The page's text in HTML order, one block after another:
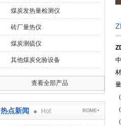
煤炭发热量检测仪
砖厂量热仪
煤炭测硫仪
其他煤炭化验设备
查看全部产品
热点新闻 Hot ROME+